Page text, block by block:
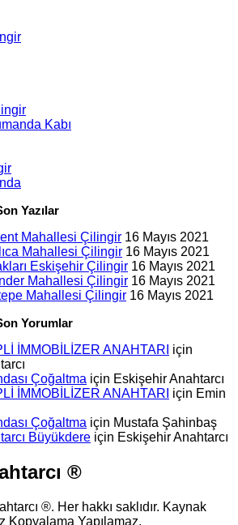
Kabı
Yazılar
Mahallesi Çilingir 16 Mayıs 2021
Mahallesi Çilingir 16 Mayıs 2021
Eskişehir Çilingir 16 Mayıs 2021
Mahallesi Çilingir 16 Mayıs 2021
Mahallesi Çilingir 16 Mayıs 2021
Yorumlar
İMMOBİLİZER ANAHTARI için
Çoğaltma için Eskişehir Anahtarcı
İMMOBİLİZER ANAHTARI için Emin
Çoğaltma için Mustafa Şahinbaş
Büyükdere için Eskişehir Anahtarcı
®
®. Her hakkı saklıdır. Kaynak
Kopyalama Yapılamaz.